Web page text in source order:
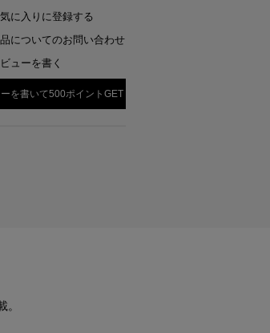
に入りに登録する
についてのお問い合わせ
ューを書く
を書いて500ポイントGET